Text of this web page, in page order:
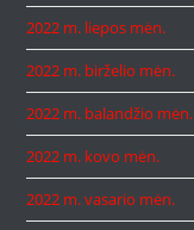
2022 m. liepos mėn.
2022 m. birželio mėn.
2022 m. balandžio mėn.
2022 m. kovo mėn.
2022 m. vasario mėn.